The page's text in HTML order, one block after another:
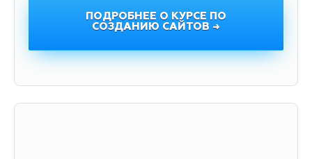
ПОДРОБНЕЕ О КУРСЕ ПО
СОЗДАНИЮ САЙТОВ →